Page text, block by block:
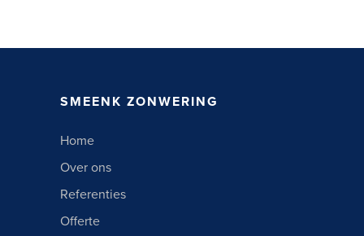
SMEENK ZONWERING
Home
Over ons
Referenties
Offerte